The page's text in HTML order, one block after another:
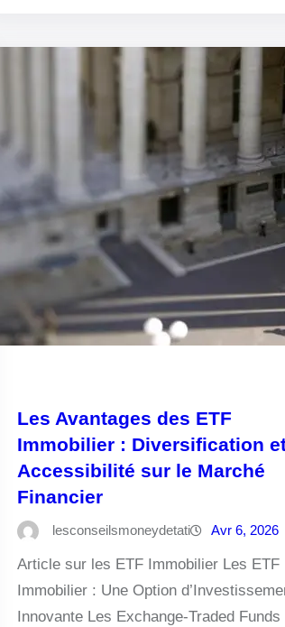
Les Avantages des ETF
Immobilier : Diversification
Accessibilité sur le Marché
Financier
lesconseilsmoneydetati Avr 6, 2026
Article sur les ETF Immobilier Les ETF
Immobilier : Une Option
Innovante Les Exchange-Traded Funds